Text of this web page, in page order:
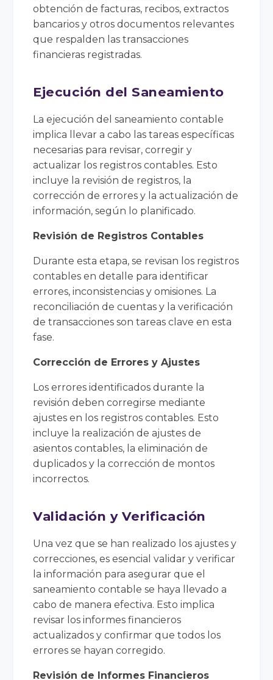
obtención de facturas, recibos, extractos
bancarios y otros documentos relevantes
que respalden las transacciones
financieras registradas.
Ejecución del Saneamiento
La ejecución del saneamiento contable
implica llevar a cabo las tareas específicas
necesarias para revisar, corregir y
actualizar los registros contables. Esto
incluye la revisión de registros, la
corrección de errores y la actualización de
información, según lo planificado.
Revisión de Registros Contables
Durante esta etapa, se revisan los registros
contables en detalle para identificar
errores, inconsistencias y omisiones. La
reconciliación de cuentas y la verificación
de transacciones son tareas clave en esta
fase.
Corrección de Errores y Ajustes
Los errores identificados durante la
revisión deben corregirse mediante
ajustes en los registros contables. Esto
incluye la realización de ajustes de
asientos contables, la eliminación de
duplicados y la corrección de montos
incorrectos.
Validación y Verificación
Una vez que se han realizado los ajustes y
correcciones, es esencial validar y verificar
la información para asegurar que el
saneamiento contable se haya llevado a
cabo de manera efectiva. Esto implica
revisar los informes financieros
actualizados y confirmar que todos los
errores se hayan corregido.
Revisión de Informes Financieros